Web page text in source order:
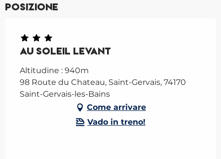
Posizione
Au Soleil Levant
Altitudine : 940m
98 Route du Chateau, Saint-Gervais, 74170
Saint-Gervais-les-Bains
Come arrivare
Vado in treno!